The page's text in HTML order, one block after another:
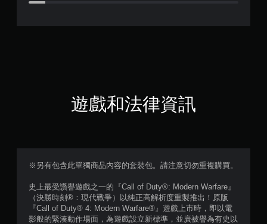
4
分
5
顆
遊戲和法律資訊
※另有包含此單獨商品內容的套裝包。請注意切勿重複購買。
史上最受讚譽遊戲之一的『Call of Duty®: Modern Warfare』
（決勝時刻®：現代戰爭）以純正高解析度重製推出！原版
『Call of Duty® 4: Modern Warfare®』遊戲上市時，即以電
影般的緊湊動作場面，為遊戲設立新標準，並廣被譽為有史以